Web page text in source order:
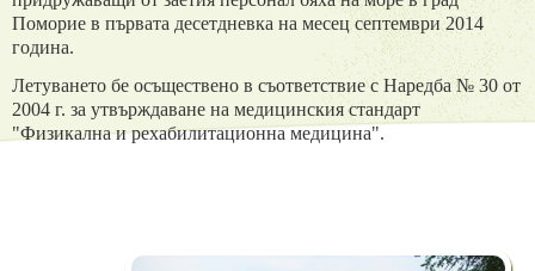
Поморие в първата десетдневка на месец септември 2014
година.
Летуването бе осъществено в съответствие с Наредба № 30 от
2004 г. за утвърждаване на медицинския стандарт
"Физикална и рехабилитационна медицина".